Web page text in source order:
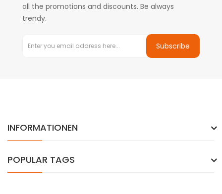
all the promotions and discounts. Be always
trendy.
Subscribe
INFORMATIONEN
POPULAR TAGS